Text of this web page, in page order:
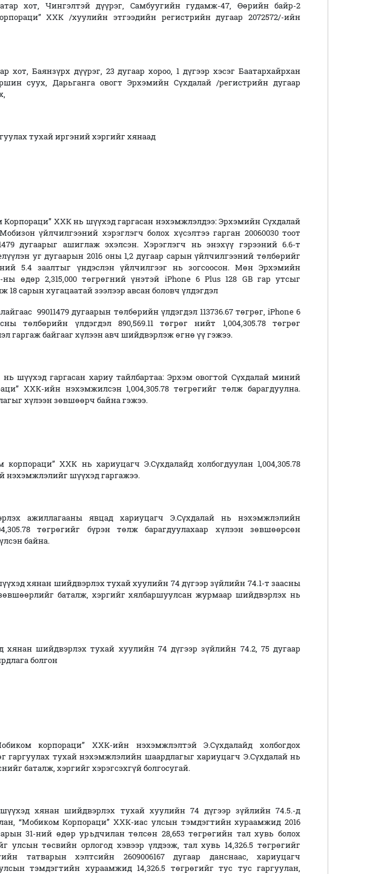
хот, Чингэлтэй дүүрэг, Самбуугийн гудамж-47, Өөрийн байр-2
ХХК /хуулийн этгээдийн регистрийн дугаар 2072572/-ийн
хот, Баянзүрх дүүрэг, 23 дугаар хороо, 1 дүгээр хэсэг Баатархайрхан
суух, Дарьганга овогт Эрхэмийн Сүхдалай /регистрийн дугаар
тухай иргэний хэргийг хянаад
ХХК нь шүүхэд гаргасан нэхэмжлэлдээ: Эрхэмийн Сүхдалай
үйлчилгээний хэрэглэгч болох хүсэлтээ гарган 20060030 тоот
дугаарыг ашиглаж эхэлсэн. Хэрэглэгч нь энэхүү гэрээний 6.6-т
уг дугаарын 2016 оны 1,2 дугаар сарын үйлчилгээний төлбөрийг
5.4 заалтыг үндэслэн үйлчилгээг нь зогсоосон. Мөн Эрхэмийн
ны өдөр 2,315,000 төгрөгний үнэтэй iPhone 6 Plus 128 GB гар утсыг
18 сарын хугацаатай зээлээр авсан боловч үлдэгдэл
99011479 дугаарын төлбөрийн үлдэгдэл 113736.67 төгрөг, iPhone 6
төлбөрийн үлдэгдэл 890,569.11 төгрөг нийт 1,004,305.78 төгрөг
гаргаж байгааг хүлээн авч шийдвэрлэж өгнө үү гэжээ.
шүүхэд гаргасан хариу тайлбартаа: Эрхэм овогтой Сүхдалай миний
ХХК-ийн нэхэмжилсэн 1,004,305.78 төгрөгийг төлж барагдуулна.
хүлээн зөвшөөрч байна гэжээ.
ХХК нь хариуцагч Э.Сүхдалайд холбогдуулан 1,004,305.78
нэхэмжлэлийг шүүхэд гаргажээ.
ажиллагааны явцад хариуцагч Э.Сүхдалай нь нэхэмжлэлийн
төгрөгийг бүрэн төлж барагдуулахаар хүлээн зөвшөөрсөн
байна.
хянан шийдвэрлэх тухай хуулийн 74 дүгээр зүйлийн 74.1-т заасны
баталж, хэргийг хялбаршуулсан журмаар шийдвэрлэх нь
хянан шийдвэрлэх тухай хуулийн 74 дүгээр зүйлийн 74.2, 75 дугаар
болгон
корпораци” ХХК-ийн нэхэмжлэлтэй Э.Сүхдалайд холбогдох
гаргуулах тухай нэхэмжлэлийн шаардлагыг хариуцагч Э.Сүхдалай нь
баталж, хэргийг хэрэгсэхгүй болгосугай.
хянан шийдвэрлэх тухай хуулийн 74 дүгээр зүйлийн 74.5.-д
“Мобиком Корпораци” ХХК-иас улсын тэмдэгтийн хураамжид 2016
31-ний өдөр урьдчилан төлсөн 28,653 төгрөгийн тал хувь болох
улсын төсвийн орлогод хэвээр үлдээж, тал хувь 14,326.5 төгрөгийг
татварын хэлтсийн 2609006167 дугаар данснаас, хариуцагч
тэмдэгтийн хураамжид 14,326.5 төгрөгийг тус тус гаргуулан,